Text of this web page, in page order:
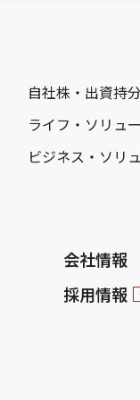
自社株・出資持
ライフ・ソリュ
ビジネス・ソリ
会社情報
採用情報